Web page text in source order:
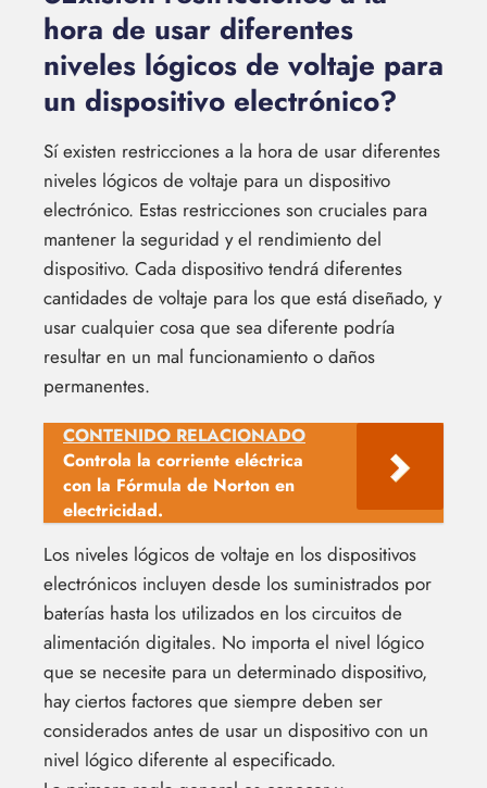
hora de usar diferentes
niveles lógicos de voltaje para
un dispositivo electrónico?
Sí existen restricciones a la hora de usar diferentes
niveles lógicos de voltaje para un dispositivo
electrónico. Estas restricciones son cruciales para
mantener la seguridad y el rendimiento del
dispositivo. Cada dispositivo tendrá diferentes
cantidades de voltaje para los que está diseñado, y
usar cualquier cosa que sea diferente podría
resultar en un mal funcionamiento o daños
permanentes.
CONTENIDO RELACIONADO
Controla la corriente eléctrica
con la Fórmula de Norton en
electricidad.
Los niveles lógicos de voltaje en los dispositivos
electrónicos incluyen desde los suministrados por
baterías hasta los utilizados en los circuitos de
alimentación digitales. No importa el nivel lógico
que se necesite para un determinado dispositivo,
hay ciertos factores que siempre deben ser
considerados antes de usar un dispositivo con un
nivel lógico diferente al especificado.